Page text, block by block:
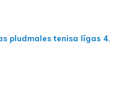
pludmales tenisa līgas 4.